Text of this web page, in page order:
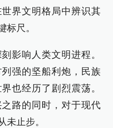
界文明格局中辨识其
标尺。
影响人类文明进程。
强的坚船利炮，民族
也经历了剧烈震荡。
路的同时，对于现代
未止步。